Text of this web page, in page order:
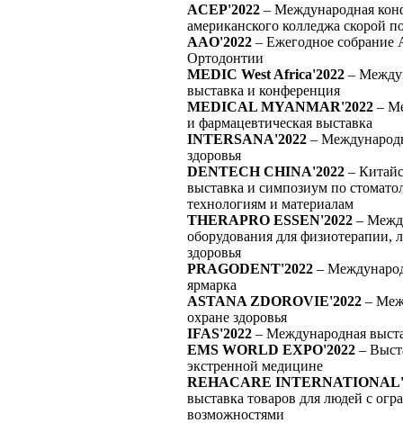
ACEP'2022 – Международная
американского колледжа скорой
AAO'2022 – Ежегодное
Ортодонтии
MEDIC West Africa'2022 –
выставка и конференция
MEDICAL MYANMAR'2022 –
и фармацевтическая выставка
INTERSANA'2022 –
здоровья
DENTECH CHINA'2022 –
выставка и симпозиум по
технологиям и материалам
THERAPRO ESSEN'2022 –
оборудования для физиотерапии,
здоровья
PRAGODENT'2022 –
ярмарка
ASTANA ZDOROVIE'2022 –
охране здоровья
IFAS'2022 – Международная
EMS WORLD EXPO'2022 –
экстренной медицине
REHACARE
выставка товаров для людей с
возможностями